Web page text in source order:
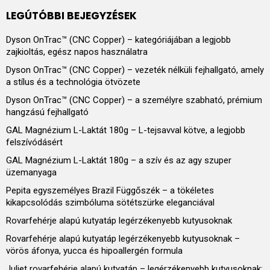
LEGÚTÓBBI BEJEGYZÉSEK
Dyson OnTrac™ (CNC Copper) – kategóriájában a legjobb
zajkioltás, egész napos használatra
Dyson OnTrac™ (CNC Copper) – vezeték nélküli fejhallgató, amely
a stílus és a technológia ötvözete
Dyson OnTrac™ (CNC Copper) – a személyre szabható, prémium
hangzású fejhallgató
GAL Magnézium L-Laktát 180g – L-tejsavval kötve, a legjobb
felszívódásért
GAL Magnézium L-Laktát 180g – a szív és az agy szuper
üzemanyaga
Pepita egyszemélyes Brazil Függőszék – a tökéletes
kikapcsolódás szimbóluma sötétszürke eleganciával
Rovarfehérje alapú kutyatáp legérzékenyebb kutyusoknak
Rovarfehérje alapú kutyatáp legérzékenyebb kutyusoknak –
vörös áfonya, yucca és hipoallergén formula